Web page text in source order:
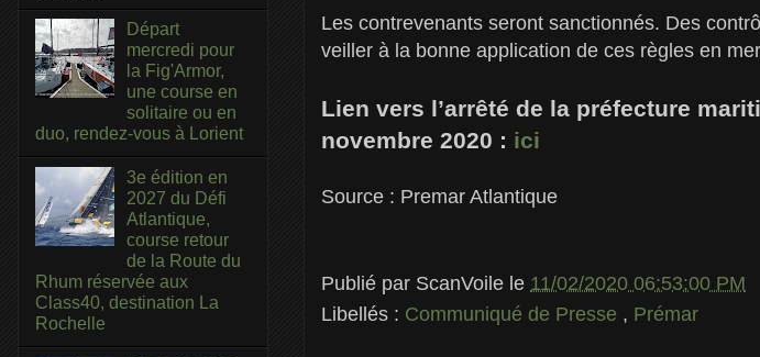
Les contrevenants seront sanctionnés. Des
veiller à la bonne application de ces règles en
Lien vers l’arrêté de la préfecture
novembre 2020 : ici
Source : Premar Atlantique
Publié par ScanVoile le 11/02/2020 06:53:00 PM
Libellés : Communiqué de Presse , Prémar
Départ
mercredi pour
la Fig'Armor,
une course en
solitaire ou en
duo, rendez-vous à Lorient
3e édition en
2027 du Défi
Atlantique,
course retour
de la Route du
Rhum réservée aux
Class40, destination La
Rochelle